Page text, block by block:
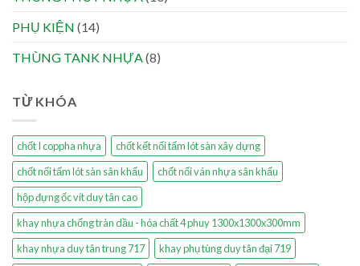
PHỤ KIỆN (14)
THÙNG TANK NHỰA (8)
TỪ KHÓA
chốt I coppha nhựa
chốt kết nối tấm lót sàn xây dựng
chốt nối tấm lót sàn sân khấu
chốt nối ván nhựa sân khấu
hộp đựng ốc vít duy tân cao
khay nhựa chống tràn dầu - hóa chất 4 phuy 1300x1300x300mm
khay nhựa duy tân trung 717
khay phụ tùng duy tân đại 719